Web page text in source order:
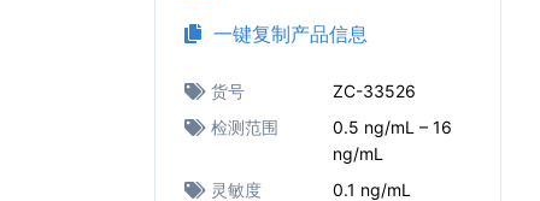
一键复制产品信息
货号
ZC-33526
检测范围
0.5 ng/mL – 16
ng/mL
灵敏度
0.1 ng/mL